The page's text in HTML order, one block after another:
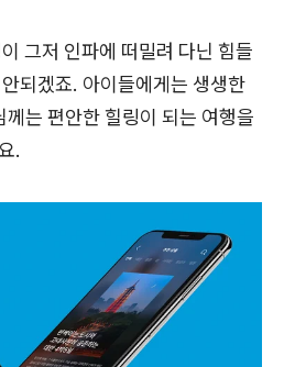
그저 인파에 떠밀려 다닌 힘들
되겠죠. 아이들에게는 생생한
는 편안한 힐링이 되는 여행을
.